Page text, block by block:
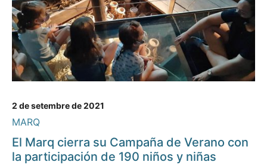
2 de setembre de 2021
MARQ
El Marq cierra su Campaña de Verano con
la participación de 190 niños y niñas